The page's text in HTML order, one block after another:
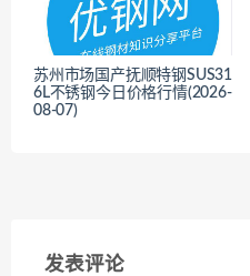
苏州市场国产抚顺特钢SUS31
6L不锈钢今日价格行情(2026-
08-07)
发表评论